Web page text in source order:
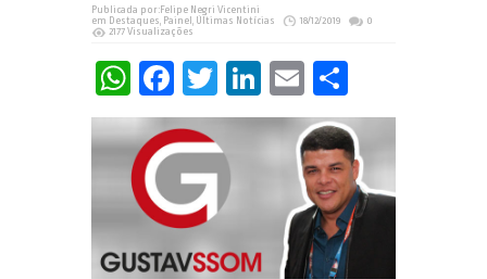
Publicada por: Felipe Negri Vicentini
em Destaques, Painel , Últimas Notícias 18/12/2019
0
2177 Visualizações
WhatsApp
Facebook
Twitter
LinkedIn
Email